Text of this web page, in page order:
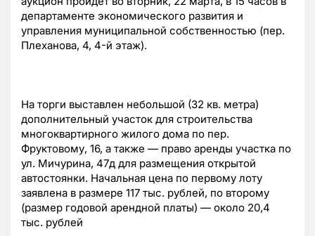
департаменте экономического развития и
управления муниципальной собственностью (пер.
Плеханова, 4, 4-й этаж).
На торги выставлен небольшой (32 кв. метра)
дополнительный участок для строительства
многоквартирного жилого дома по пер.
Фруктовому, 16, а также — право аренды участка по
ул. Мичурина, 47д для размещения открытой
автостоянки. Начальная цена по первому лоту
заявлена в размере 117 тыс. рублей, по второму
(размер годовой арендной платы) — около 20,4
тыс. рублей